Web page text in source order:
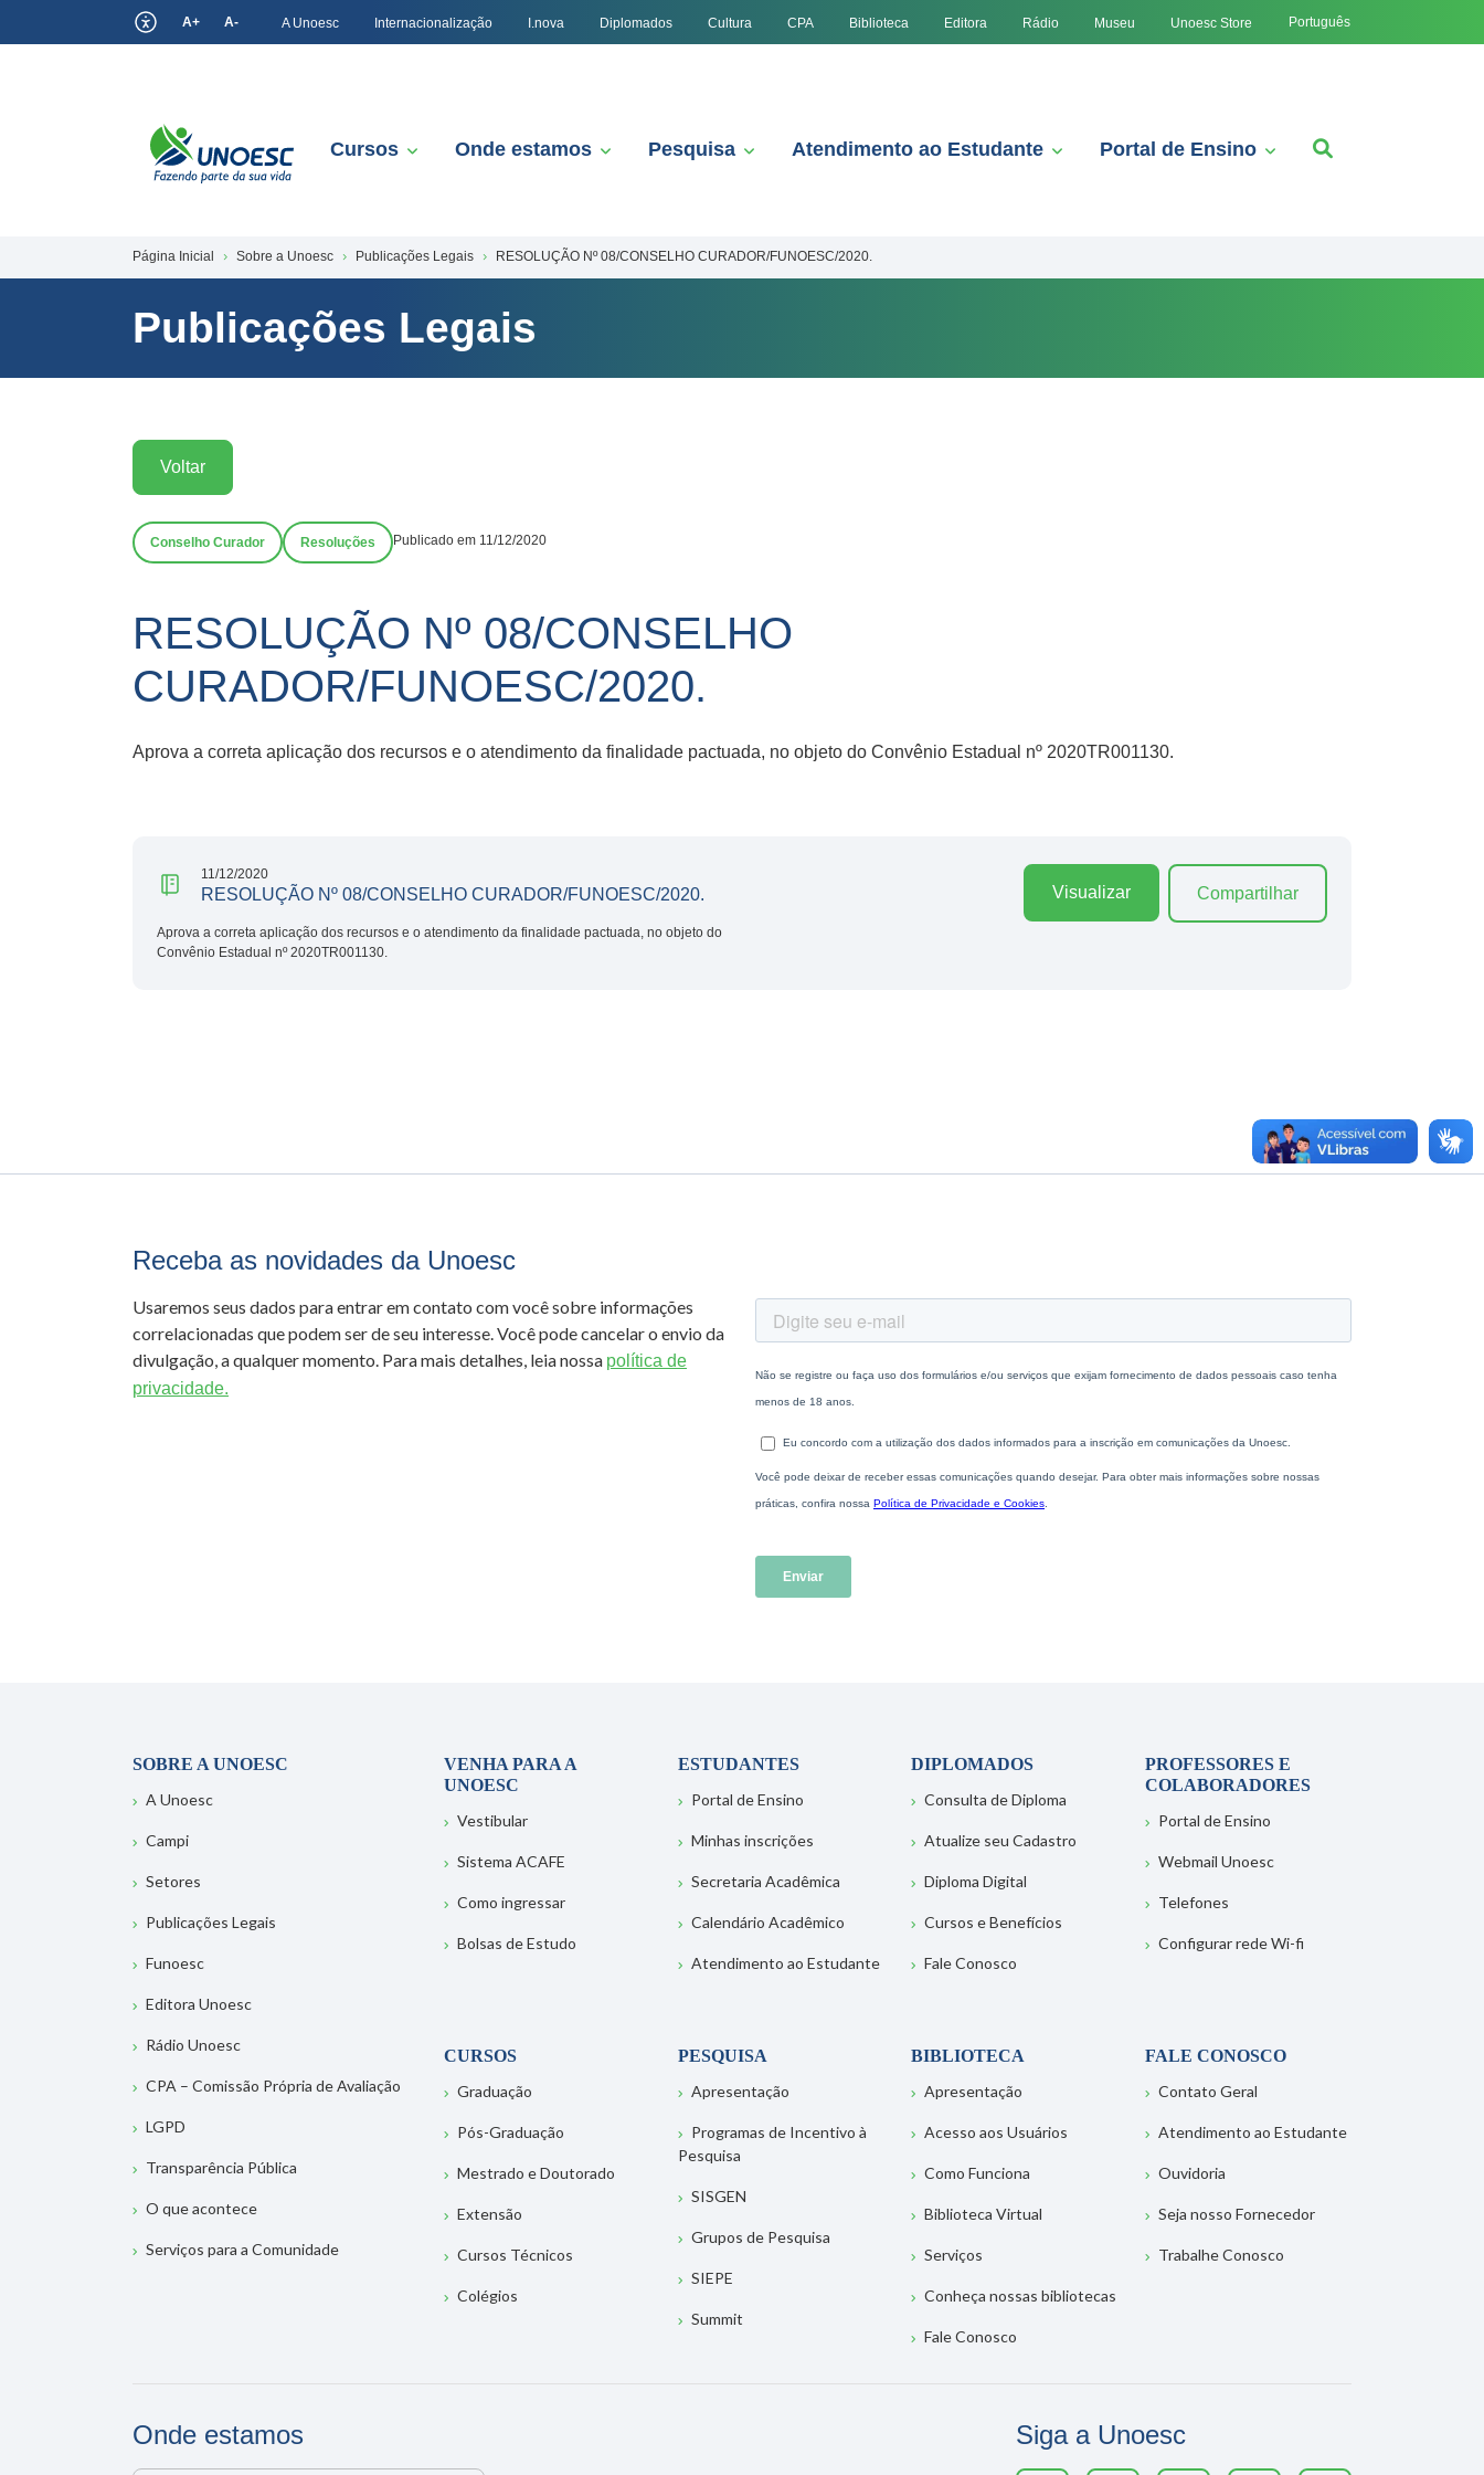
A+ A- A Unoesc Internacionalização I.nova Diplomados Cultura CPA Biblioteca Editora Rádio Museu Unoesc Store Português
Cursos Onde estamos Pesquisa Atendimento ao Estudante Portal de Ensino
Página Inicial Sobre a Unoesc Publicações Legais RESOLUÇÃO Nº 08/CONSELHO CURADOR/FUNOESC/2020.
Publicações Legais
Voltar
Conselho Curador Resoluções Publicado em 11/12/2020
RESOLUÇÃO Nº 08/CONSELHO
CURADOR/FUNOESC/2020.
Aprova a correta aplicação dos recursos e o atendimento da finalidade pactuada, no objeto do Convênio Estadual nº 2020TR001130.
11/12/2020
RESOLUÇÃO Nº 08/CONSELHO CURADOR/FUNOESC/2020.
Aprova a correta aplicação dos recursos e o atendimento da finalidade pactuada, no objeto do
Convênio Estadual nº 2020TR001130.
Visualizar Compartilhar
Receba as novidades da Unoesc
Usaremos seus dados para entrar em contato com você sobre informações
correlacionadas que podem ser de seu interesse. Você pode cancelar o envio da
divulgação, a qualquer momento. Para mais detalhes, leia nossa política de
privacidade.
SOBRE A UNOESC
A Unoesc
Campi
Setores
Publicações Legais
Funoesc
Editora Unoesc
Rádio Unoesc
CPA – Comissão Própria de Avaliação
LGPD
Transparência Pública
O que acontece
Serviços para a Comunidade
VENHA PARA A
UNOESC
Vestibular
Sistema ACAFE
Como ingressar
Bolsas de Estudo
ESTUDANTES
Portal de Ensino
Minhas inscrições
Secretaria Acadêmica
Calendário Acadêmico
Atendimento ao Estudante
DIPLOMADOS
Consulta de Diploma
Atualize seu Cadastro
Diploma Digital
Cursos e Benefícios
Fale Conosco
PROFESSORES E
COLABORADORES
Portal de Ensino
Webmail Unoesc
Telefones
Configurar rede Wi-fi
CURSOS
Graduação
Pós-Graduação
Mestrado e Doutorado
Extensão
Cursos Técnicos
Colégios
PESQUISA
Apresentação
Programas de Incentivo à
Pesquisa
SISGEN
Grupos de Pesquisa
SIEPE
Summit
BIBLIOTECA
Apresentação
Acesso aos Usuários
Como Funciona
Biblioteca Virtual
Serviços
Conheça nossas bibliotecas
Fale Conosco
FALE CONOSCO
Contato Geral
Atendimento ao Estudante
Ouvidoria
Seja nosso Fornecedor
Trabalhe Conosco
Onde estamos Siga a Unoesc